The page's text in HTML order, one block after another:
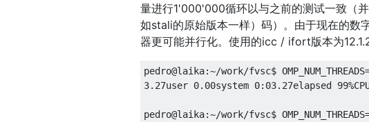
量进行1'000'000循环以与之前的测试一致（
如stali的原始版本一样）码）。由于现在的数
器更可能并行化。使用的icc / ifort版本为
pedro@laika:~/work/fvsc$ OMP_NUM_THREADS
3.27user 0.00system 0: 03.27elapsed 99%
pedro@laika:~/work/fvsc$ OMP_NUM_THREADS